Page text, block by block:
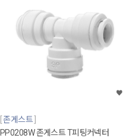
존게스트
PP0208W 존게스트 T피팅커넥터